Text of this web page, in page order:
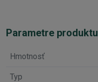
Parametre produktu
Hmotnosť
Typ